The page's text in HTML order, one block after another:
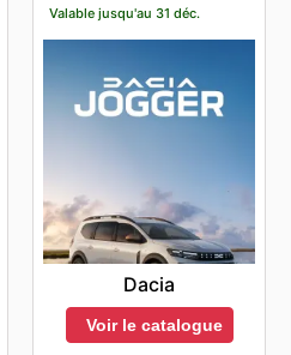
Valable jusqu'au 31 déc.
Dacia
Voir le catalogue